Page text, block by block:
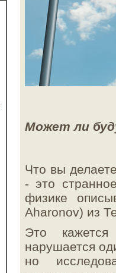
Может ли
Что вы
- это
физике
Aharonov) из
Это
нарушается
но